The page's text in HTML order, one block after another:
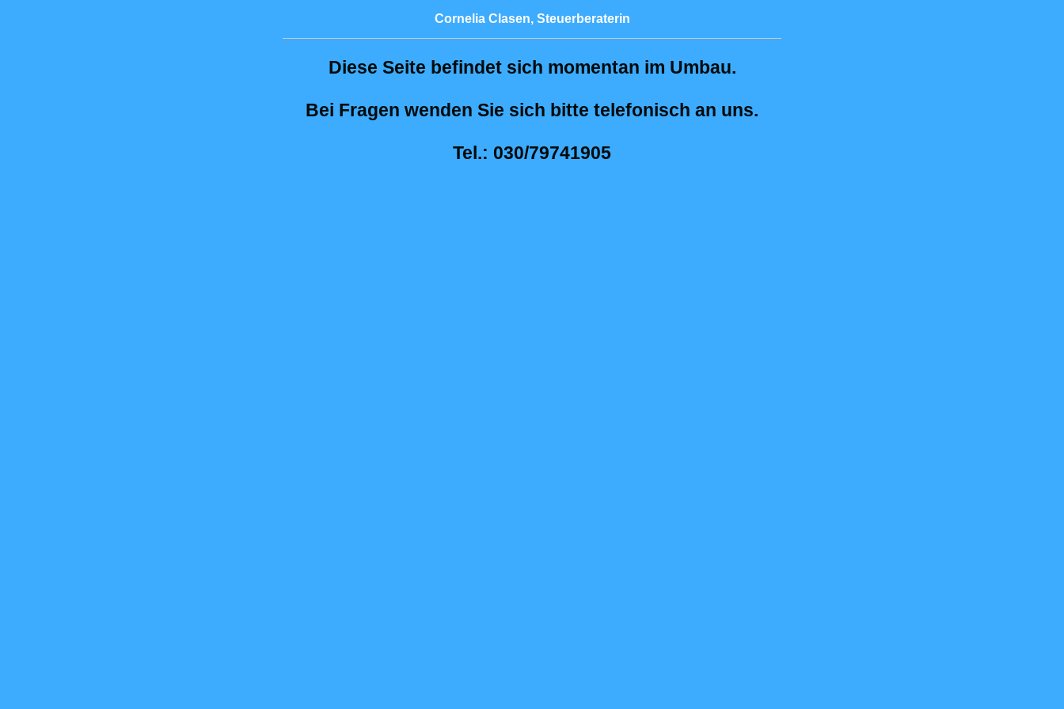
Cornelia Clasen, Steuerberaterin
Diese Seite befindet sich momentan im Umbau.
Bei Fragen wenden Sie sich bitte telefonisch an uns.
Tel.: 030/79741905